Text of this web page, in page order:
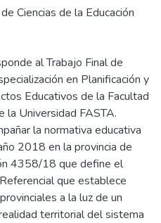
Ciencias de la Educación
al Trabajo Final de
en Planificación y
Educativos de la Facultad
la Universidad FASTA.
la normativa educativa
2018 en la provincia de
4358/18 que define el
que establece
a la luz de un
territorial del sistema